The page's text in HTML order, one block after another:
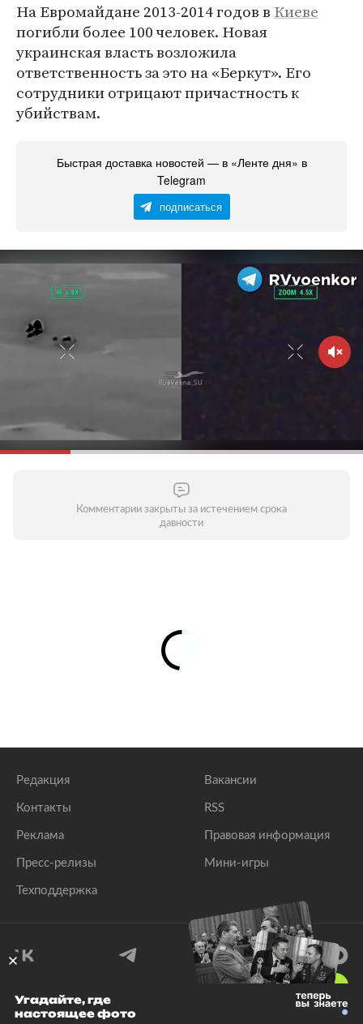
На Евромайдане 2013-2014 годов в Киеве
погибли более 100 человек. Новая
украинская власть возложила
ответственность за это на «Беркут». Его
сотрудники отрицают причастность к
убийствам.
Быстрая доставка новостей — в «Ленте дня» в
Telegram
подписаться
Комментарии закрыты за истечением срока
давности
Редакция
Контакты
Реклама
Пресс-релизы
Техподдержка
Вакансии
RSS
Правовая информация
Мини-игры
© 1999–2026 Все права защищены.
Угадайте, где
настоящее фото